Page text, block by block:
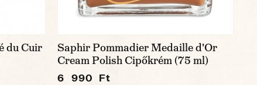
du Cuir
Saphir Pommadier Medaille d'Or
Cream Polish Cipőkrém (75 ml)
6 990 Ft